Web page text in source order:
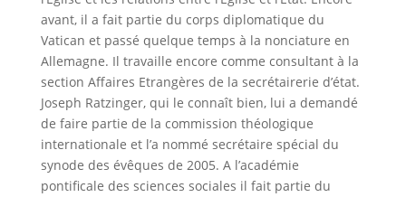
avant, il a fait partie du corps diplomatique du
Vatican et passé quelque temps à la nonciature en
Allemagne. Il travaille encore comme consultant à la
section Affaires Etrangères de la secrétairerie d’état.
Joseph Ratzinger, qui le connaît bien, lui a demandé
de faire partie de la commission théologique
internationale et l’a nommé secrétaire spécial du
synode des évêques de 2005. A l’académie
pontificale des sciences sociales il fait partie du